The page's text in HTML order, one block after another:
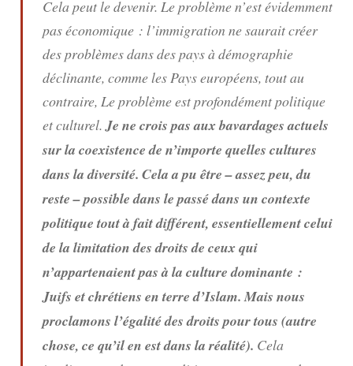
Cela peut le devenir. Le problème n’est évidemment
pas économique : l’immigration ne saurait créer
des problèmes dans des pays à démographie
déclinante, comme les Pays européens, tout au
contraire, Le problème est profondément politique
et culturel.Je ne crois pas aux bavardages actuels
sur la coexistence de n’importe quelles cultures
dans la diversité. Cela a pu être – assez peu, du
reste – possible dans le passé dans un contexte
politique tout à fait différent, essentiellement celui
de la limitation des droits de ceux qui
n’appartenaient pas à la culture dominante :
Juifs et chrétiens en terre d’Islam. Mais nous
proclamons l’égalité des droits pour tous (autre
chose, ce qu’il en est dans la réalité). Cela